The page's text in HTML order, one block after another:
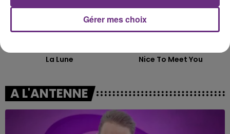
La Lune Nice To Meet You
A L'ANTENNE
Gérer mes choix